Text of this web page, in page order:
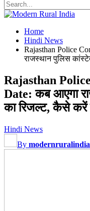
Home
Hindi News
Rajasthan Police
राजस्थान पुलिस
Rajasthan
Date: कब आएगा
का रिजल्ट, कैसे करें
Hindi News
By modernruralindia